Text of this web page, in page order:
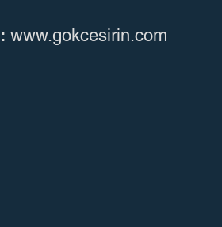
www.gokcesirin.com